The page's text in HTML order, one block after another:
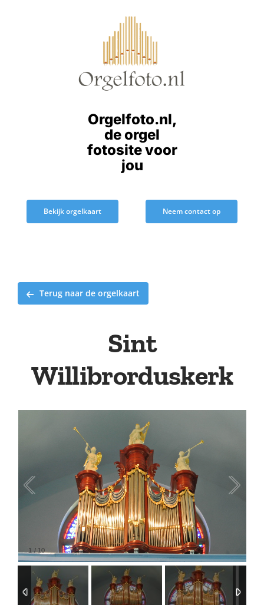
Orgelfoto.nl,
de orgel
fotosite voor
jou
Bekijk orgelkaart Neem contact op
Terug naar de orgelkaart
Sint
Willibrorduskerk
1 / 10